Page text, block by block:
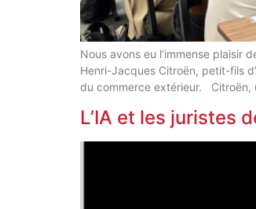
Nous avons eu l’immense plaisir
Henri-Jacques Citroën, petit-fils
du commerce extérieur. Citroën,
L’IA et les juristes